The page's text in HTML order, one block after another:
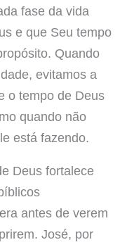
fase da vida
e que Seu tempo
Quando
evitamos a
o tempo de Deus
quando não
está fazendo.
Deus fortalece
antes de verem
José, por